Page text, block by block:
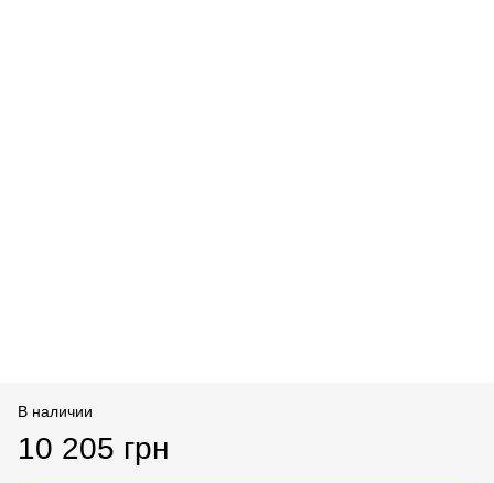
В наличии
10 205 грн